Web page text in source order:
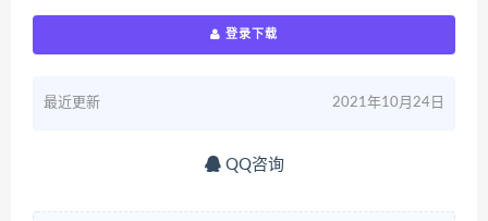
登录下载
最近更新 2021年10月24日
QQ咨询